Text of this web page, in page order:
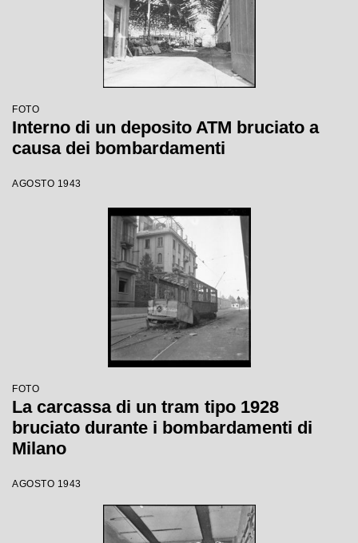
FOTO
Interno di un deposito ATM bruciato a
causa dei bombardamenti
AGOSTO 1943
FOTO
La carcassa di un tram tipo 1928
bruciato durante i bombardamenti di
Milano
AGOSTO 1943